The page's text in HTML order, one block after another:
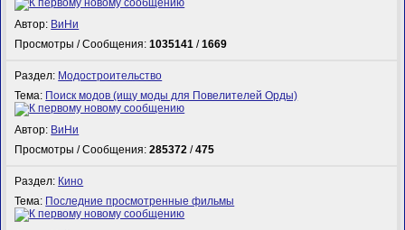
Автор: ВиНи
Просмотры / Сообщения:1035141 /1669
Раздел: Модостроительство
Тема: Поиск модов (ищу моды для Повелителей Орды)
Автор: ВиНи
Просмотры / Сообщения:285372 /475
Раздел: Кино
Тема: Последние просмотренные фильмы